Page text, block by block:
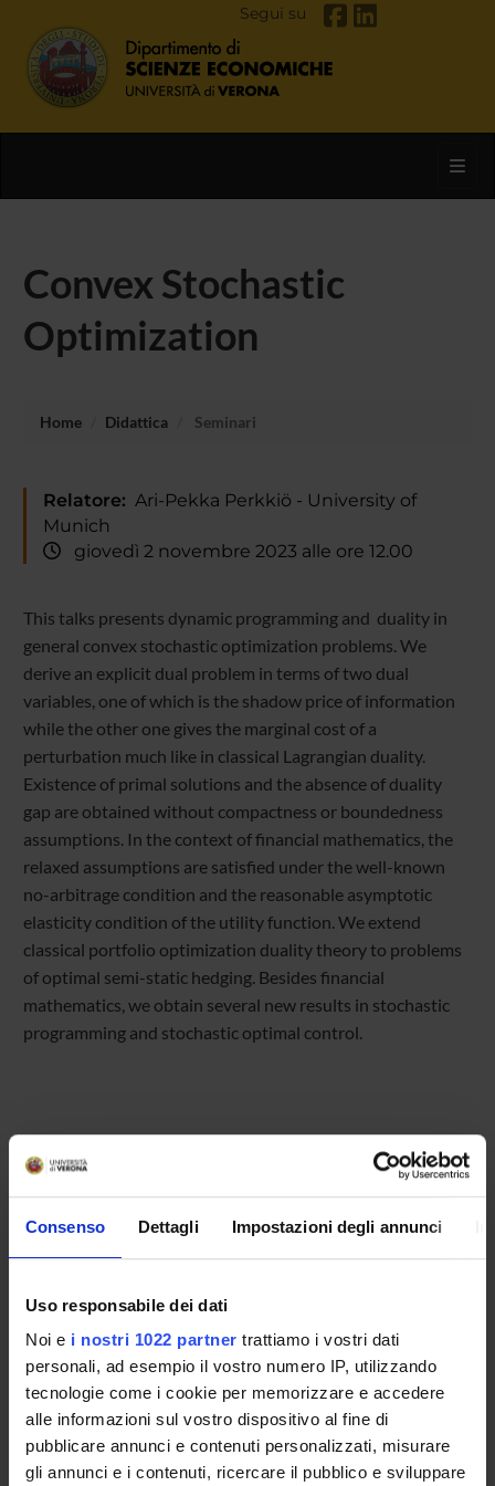
Consenso Dettagli Impostazioni degli annunci
Uso responsabile dei dati
Noi e i nostri 1022 partner trattiamo i vostri dati
personali, ad esempio il vostro numero IP, utilizzando
tecnologie come i cookie per memorizzare e accedere
alle informazioni sul vostro dispositivo al fine di
pubblicare annunci e contenuti personalizzati, misurare
gli annunci e i contenuti, ricercare il pubblico e sviluppare
Segui su
Convex Stochastic
Optimization
Home Didattica Seminari
Relatore: Ari-Pekka Perkkiö - University of
Munich
giovedì 2 novembre 2023 alle ore 12.00
This talks presents dynamic programming and duality in
general convex stochastic optimization problems. We
derive an explicit dual problem in terms of two dual
variables, one of which is the shadow price of information
while the other one gives the marginal cost of a
perturbation much like in classical Lagrangian duality.
Existence of primal solutions and the absence of duality
gap are obtained without compactness or boundedness
assumptions. In the context of financial mathematics, the
relaxed assumptions are satisfied under the well-known
no-arbitrage condition and the reasonable asymptotic
elasticity condition of the utility function. We extend
classical portfolio optimization duality theory to problems
of optimal semi-static hedging. Besides financial
mathematics, we obtain several new results in stochastic
programming and stochastic optimal control.
Referente
OFFERTA FORMATIVA
CORSI DI STUDIO